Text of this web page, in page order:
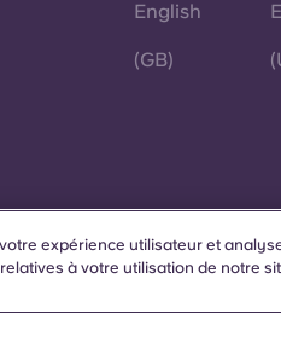
English
(GB)
expérience utilisateur et
à votre utilisation de notre